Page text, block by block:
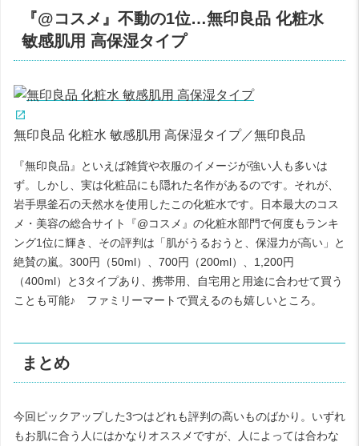
『@コスメ』不動の1位…無印良品 化粧水
敏感肌用 高保湿タイプ
無印良品 化粧水 敏感肌用 高保湿タイプ／無印良品
『無印良品』といえば雑貨や衣服のイメージが強い人も多いは
ず。しかし、実は化粧品にも隠れた名作があるのです。それが、
岩手県釜石の天然水を使用したこの化粧水です。日本最大のコス
メ・美容の総合サイト『@コスメ』の化粧水部門で何度もランキ
ング1位に輝き、その評判は「肌がうるおうと、保湿力が高い」と
絶賛の嵐。300円（50ml）、700円（200ml）、1,200円
（400ml）と3タイプあり、携帯用、自宅用と用途に合わせて買う
ことも可能♪ ファミリーマートで買えるのも嬉しいところ。
まとめ
今回ピックアップした3つはどれも評判の高いものばかり。いずれ
もお肌に合う人にはかなりオススメですが、人によっては合わな